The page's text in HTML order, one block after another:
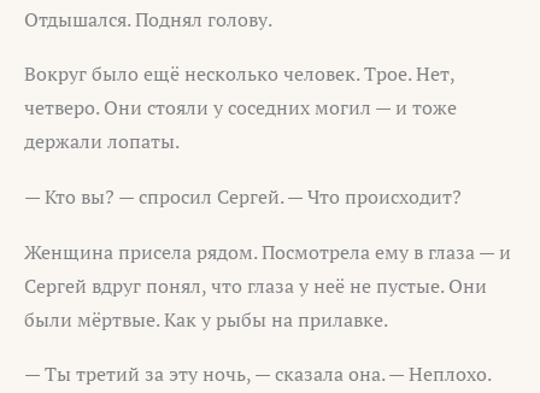
Отдышался. Поднял голову.
Вокруг было ещё несколько человек. Трое. Нет,
четверо. Они стояли у соседних могил — и тоже
держали лопаты.
— Кто вы? — спросил Сергей. — Что происходит?
Женщина присела рядом. Посмотрела ему в глаза — и
Сергей вдруг понял, что глаза у неё не пустые. Они
были мёртвые. Как у рыбы на прилавке.
— Ты третий за эту ночь, — сказала она. — Неплохо.